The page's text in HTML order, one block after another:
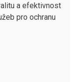
a efektivnost
pro ochranu